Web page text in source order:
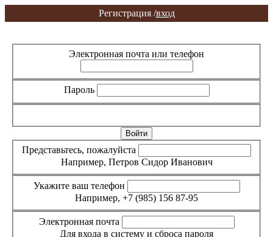
Регистрация /вход
Электронная почта или телефон
Пароль
Представьтесь, пожалуйста
Например, Петров Сидор Иванович
Укажите ваш телефон
Например, +7 (985) 156 87-95
Электронная почта
Для входа в систему и сброса пароля